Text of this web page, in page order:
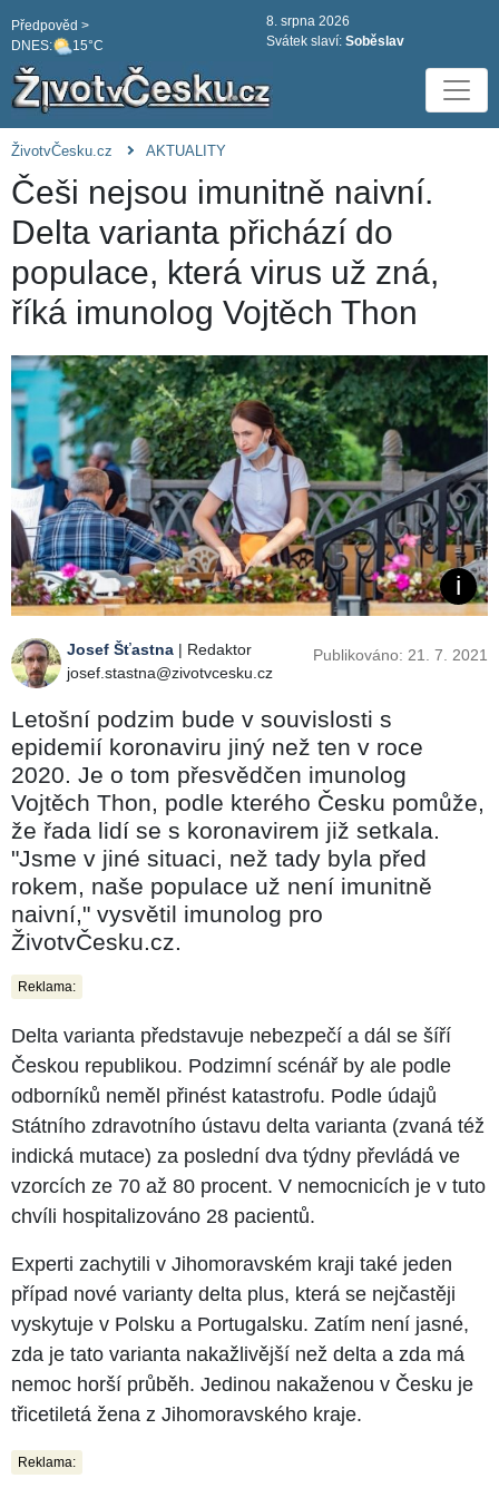
DNES: 15°C
Předpověd >
8. srpna 2026
Svátek slaví: Soběslav
ŽivotvČesku.cz AKTUALITY
Češi nejsou imunitně naivní.
Delta varianta přichází do
populace, která virus už zná,
říká imunolog Vojtěch Thon
Josef Šťastna | Redaktor
josef.stastna@zivotvcesku.cz
Publikováno: 21. 7. 2021
Letošní podzim bude v souvislosti s
epidemií koronaviru jiný než ten v roce
2020. Je o tom přesvědčen imunolog
Vojtěch Thon, podle kterého Česku pomůže,
že řada lidí se s koronavirem již setkala.
"Jsme v jiné situaci, než tady byla před
rokem, naše populace už není imunitně
naivní," vysvětil imunolog pro
ŽivotvČesku.cz.
Reklama:
Delta varianta představuje nebezpečí a dál se šíří
Českou republikou. Podzimní scénář by ale podle
odborníků neměl přinést katastrofu. Podle údajů
Státního zdravotního ústavu delta varianta (zvaná též
indická mutace) za poslední dva týdny převládá ve
vzorcích ze 70 až 80 procent. V nemocnicích je v tuto
chvíli hospitalizováno 28 pacientů.
Experti zachytili v Jihomoravském kraji také jeden
případ nové varianty delta plus, která se nejčastěji
vyskytuje v Polsku a Portugalsku. Zatím není jasné,
zda je tato varianta nakažlivější než delta a zda má
nemoc horší průběh. Jedinou nakaženou v Česku je
třicetiletá žena z Jihomoravského kraje.
Reklama: